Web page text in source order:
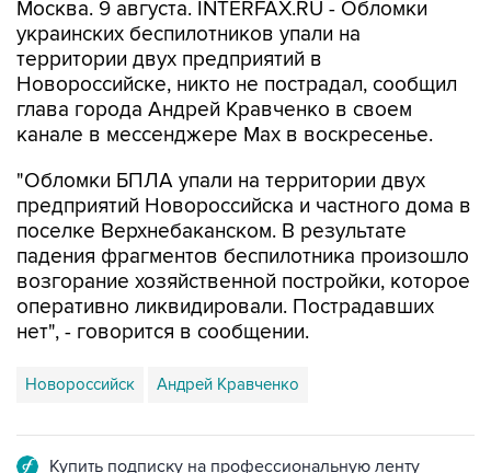
территории двух предприятий в
Новороссийске, никто не пострадал, сообщил
глава города Андрей Кравченко в своем
канале в мессенджере Max в воскресенье.
"Обломки БПЛА упали на территории двух
поселке Верхнебаканском. В результате
падения фрагментов беспилотника произошло
возгорание хозяйственной постройки, которое
оперативно ликвидировали. Пострадавших
нет", - говорится в сообщении.
Новороссийск Андрей Кравченко
Подписаться на рассылку главных новостей сайта